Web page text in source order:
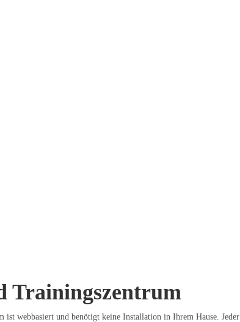
Trainingszentrum
webbasiert und benötigt keine Installation in Ihrem Hause. Jeder